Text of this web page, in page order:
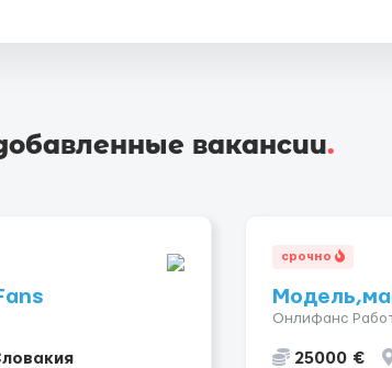
вакансии.
срочно
Онлифанс
25000 €